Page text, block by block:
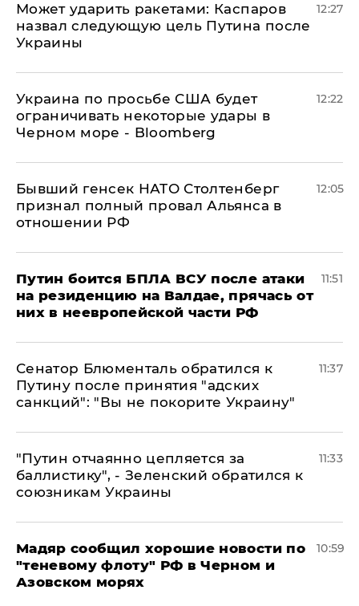
Может ударить ракетами: Каспаров
назвал следующую цель Путина после
Украины
12:27
Украина по просьбе США будет
ограничивать некоторые удары в
Черном море - Bloomberg
12:22
Бывший генсек НАТО Столтенберг
признал полный провал Альянса в
отношении РФ
12:05
Путин боится БПЛА ВСУ после атаки
на резиденцию на Валдае, прячась от
них в неевропейской части РФ
11:51
Сенатор Блюменталь обратился к
Путину после принятия "адских
санкций": "Вы не покорите Украину"
11:37
"Путин отчаянно цепляется за
баллистику", - Зеленский обратился к
союзникам Украины
11:33
Мадяр сообщил хорошие новости по
"теневому флоту" РФ в Черном и
Азовском морях
10:59